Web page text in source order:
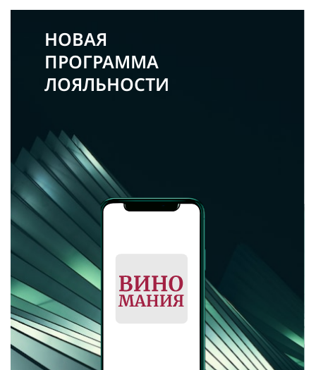
НОВАЯ
ПРОГРАММА
ЛОЯЛЬНОСТИ